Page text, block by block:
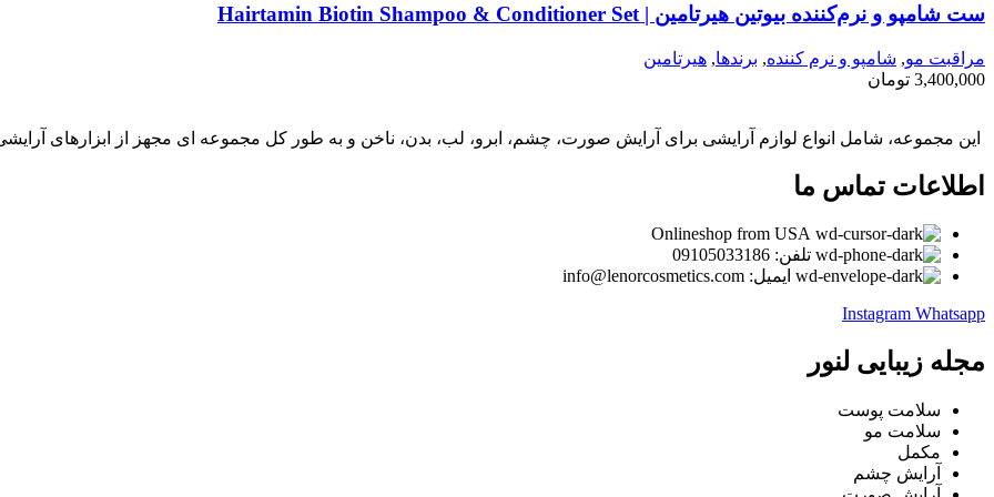
ست شامپو و نرم‌کننده بیوتین هیرتامین | Hairtamin Biotin Shampoo & Conditioner Set
مراقبت مو, شامپو و نرم كننده, برندها, هیرتامین
3,400,000 تومان
این مجموعه، شامل انواع لوازم آرایشی برای آرایش صورت، چشم، ابرو، لب، بدن، ناخن و به طور کل مجموعه ای مجهز از ابزارهای
اطلاعات تماس ما
Onlineshop from USA
تلفن: 09105033186
ایمیل: info@lenorcosmetics.com
Instagram Whatsapp
مجله زیبایی لنور
سلامت پوست
سلامت مو
مکمل
آرایش چشم